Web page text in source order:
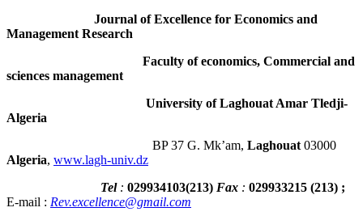
Journal of Excellence for Economics and
Management Research
Faculty of economics, Commercial and
sciences management
University of Laghouat Amar Tledji-
Algeria
BP 37 G. Mk’am, Laghouat 03000
Algeria, www.lagh-univ.dz
Tel : 029934103(213) Fax : 029933215 (213) ;
E-mail : Rev.excellence@gmail.com